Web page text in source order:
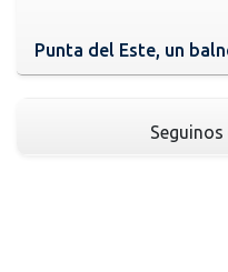
Punta del Este, un
Seguinos